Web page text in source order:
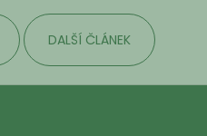
DALŠÍ ČLÁNEK